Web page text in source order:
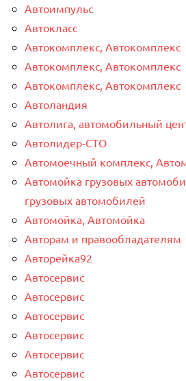
Автоимпульс
Автокласс
Автокомплекс, Автокомплекс
Автокомплекс, Автокомплекс
Автокомплекс, Автокомплекс
Автоландия
Автолига, автомобильный
Автолидер-СТО
Автомоечный комплекс,
Автомойка грузовых
грузовых автомобилей
Автомойка, Автомойка
Авторам и правообладателям
Авторейка92
Автосервис
Автосервис
Автосервис
Автосервис
Автосервис
Автосервис